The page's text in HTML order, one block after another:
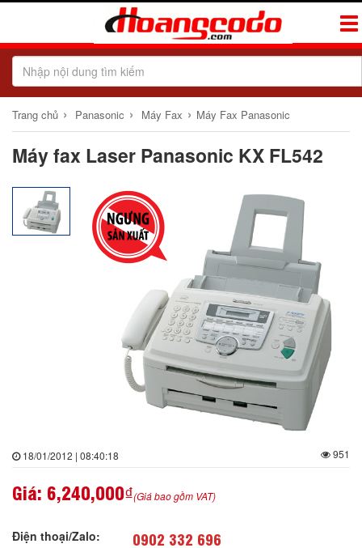
Trang chủ › Panasonic › Máy Fax › Máy Fax Panasonic
Máy fax Laser Panasonic KX FL542
18/01/2012 | 08:40:18 951
Giá: 6,240,000₫(Giá bao gồm VAT)
Điện thoại/Zalo: 0902 332 696